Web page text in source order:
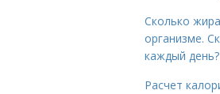
Сколько
организме.
каждый день?
Расчет